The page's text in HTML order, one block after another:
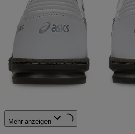
Mehr anzeigen